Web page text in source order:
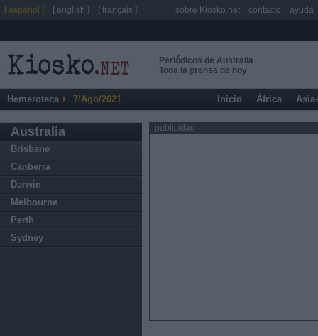
Periódicos de Australia
Toda la prensa de hoy
Hemeroteca 7/Ago/2021 Inicio África
Australia
Brisbane
Canberra
Darwin
Melbourne
Perth
Sydney
publicidad
[ español ] [ english ] [ français ] sobre Kiosko.net contacto ayuda